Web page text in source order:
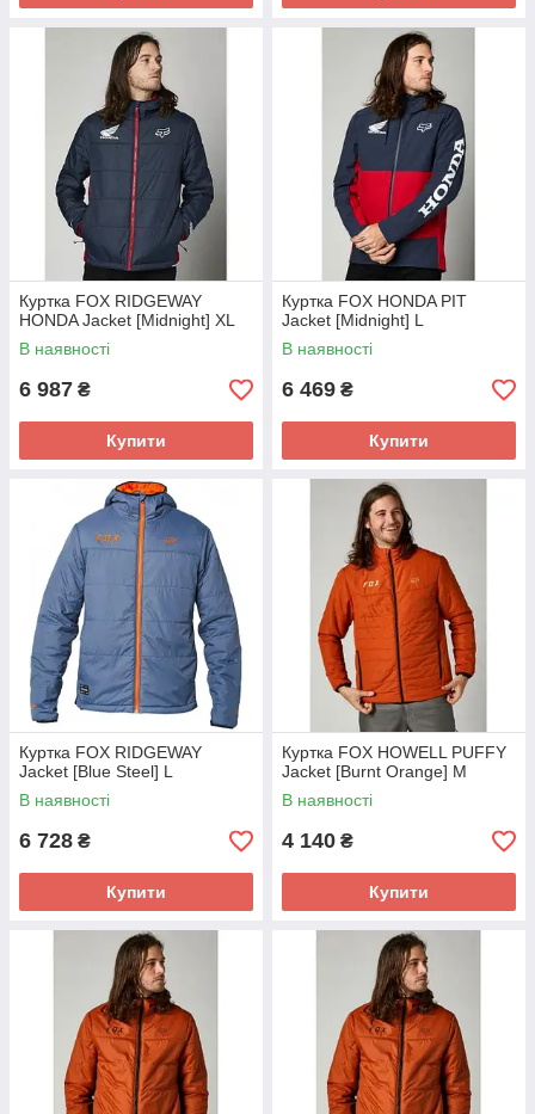
Куртка FOX RIDGEWAY
HONDA Jacket [Midnight] XL
В наявності
6 987 ₴
Купити
Куртка FOX HONDA PIT
Jacket [Midnight] L
В наявності
6 469 ₴
Купити
Куртка FOX RIDGEWAY
Jacket [Blue Steel] L
В наявності
6 728 ₴
Купити
Куртка FOX HOWELL PUFFY
Jacket [Burnt Orange] M
В наявності
4 140 ₴
Купити